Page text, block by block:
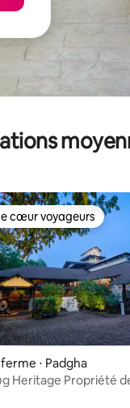
la base de 41
cœur voyageurs
cœur voyageurs
⋅ Padgha
Propriété de 9 acres